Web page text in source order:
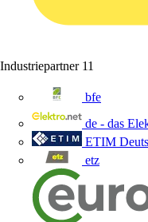
Industriepartner 11
bfe
de - das
ETIM
etz